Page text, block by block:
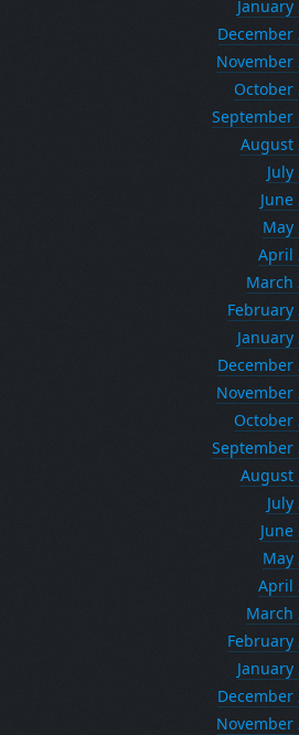
January
December
November
October
September
August
July
June
May
April
March
February
January
December
November
October
September
August
July
June
May
April
March
February
January
December
November